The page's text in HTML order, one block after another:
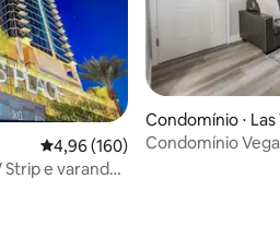
4,96 de uma avaliação média
4,96 (160)
Strip e varanda
Condomínio ⋅ Las
Condomínio